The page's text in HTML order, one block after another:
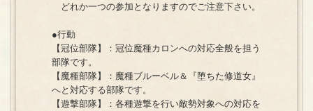
どれか一つの参加となりますのでご注意下さい。
●行動
【冠位部隊】：冠位魔種カロンへの対応全般を担う
部隊です。
【魔種部隊】：魔種ブルーベル＆『堕ちた修道女』
へと対応する部隊です。
【遊撃部隊】：各種遊撃を行い敵勢対象への対応を